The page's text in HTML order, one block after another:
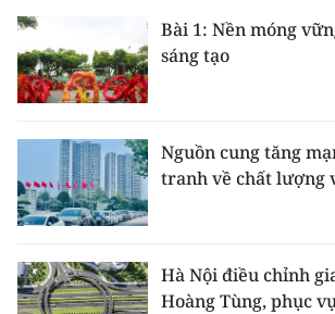
Bài 1: Nền móng
sáng tạo
Nguồn cung tăng
tranh về chất lượng
Hà Nội điều chỉnh
Hoàng Tùng, phục